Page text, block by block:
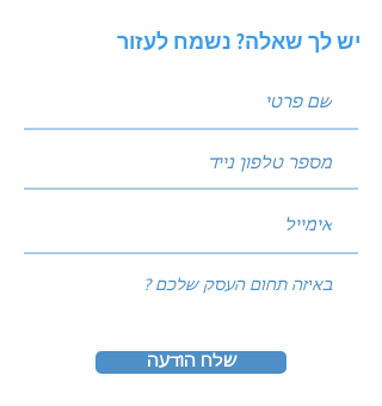
יש לך שאלה? נשמח לעזור
שלח הודעה